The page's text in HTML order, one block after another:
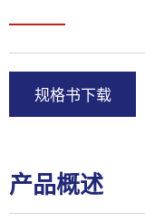
规格书下载
产品概述